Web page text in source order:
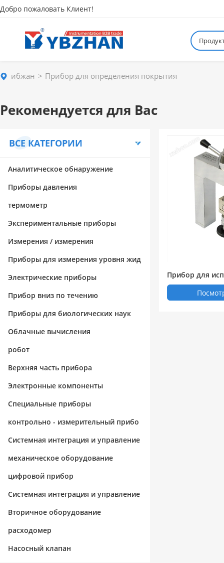
Добро пожаловать Клиент!
ибжан Прибор для определения покрытия
Рекомендуется для Вас
ВСЕ КАТЕГОРИИ
Аналитическое обнаружение
Приборы давления
термометр
Экспериментальные приборы
Измерения / измерения
Приборы для измерения уровня жид
кости / вещества
Электрические приборы
Прибор вниз по течению
Приборы для биологических наук
Облачные вычисления
робот
Верхняя часть прибора
Электронные компоненты
Специальные приборы
контрольно - измерительный прибо
р
Системная интеграция и управление
механическое оборудование
цифровой прибор
Системная интеграция и управление
Вторичное оборудование
расходомер
Насосный клапан
Прибор для
покрытия LRTC